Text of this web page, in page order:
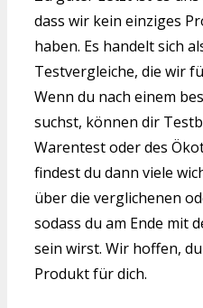
dass wir kein einziges
haben. Es handelt sich
Testvergleiche, die wir
Wenn du nach einem
suchst, können dir
Warentest oder des
findest du dann viele
über die verglichenen
sodass du am Ende mit
sein wirst. Wir hoffen,
Produkt für dich.